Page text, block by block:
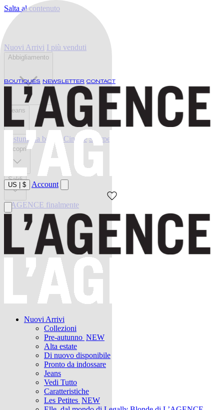
Salta al contenuto
BOUTIQUES NEWSLETTER CONTACT
US $ Account
Nuovi Arrivi
Collezioni
Pre-autunno NEW
Alta estate
Di nuovo disponibile
Pronto da indossare
Jeans
Vedi Tutto
Caratteristiche
Les Petites NEW
Nuovi Arrivi I più venduti
Abbigliamento
Jeans
Costumi da bagno Cinture Scarpe
Scopri
Saldi
L'AGENCE finalmente